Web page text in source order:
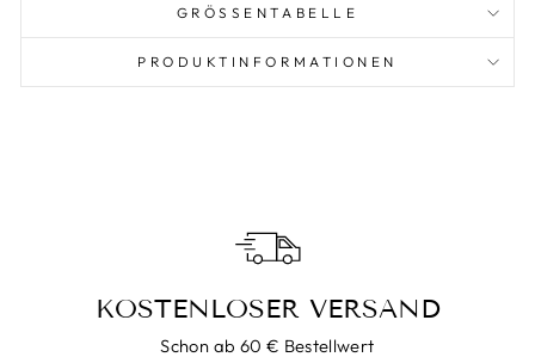
GRÖSSENTABELLE
PRODUKTINFORMATIONEN
KOSTENLOSER VERSAND
Schon ab 60 € Bestellwert